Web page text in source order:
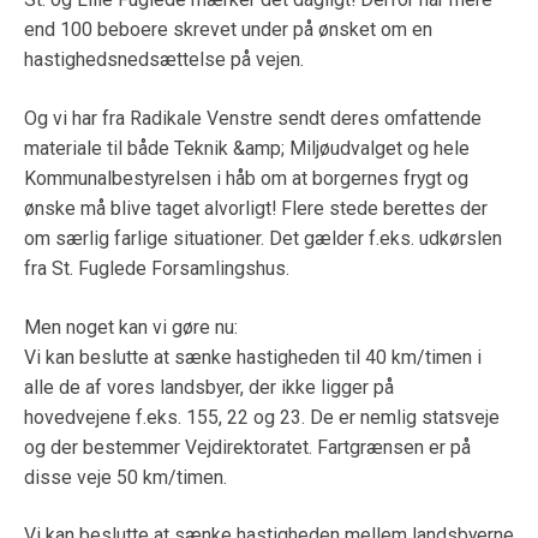
end 100 beboere skrevet under på ønsket om en
hastighedsnedsættelse på vejen.
Og vi har fra Radikale Venstre sendt deres omfattende
materiale til både Teknik &amp; Miljøudvalget og hele
Kommunalbestyrelsen i håb om at borgernes frygt og
ønske må blive taget alvorligt! Flere stede berettes der
om særlig farlige situationer. Det gælder f.eks. udkørslen
fra St. Fuglede Forsamlingshus.
Men noget kan vi gøre nu:
Vi kan beslutte at sænke hastigheden til 40 km/timen i
alle de af vores landsbyer, der ikke ligger på
hovedvejene f.eks. 155, 22 og 23. De er nemlig statsveje
og der bestemmer Vejdirektoratet. Fartgrænsen er på
disse veje 50 km/timen.